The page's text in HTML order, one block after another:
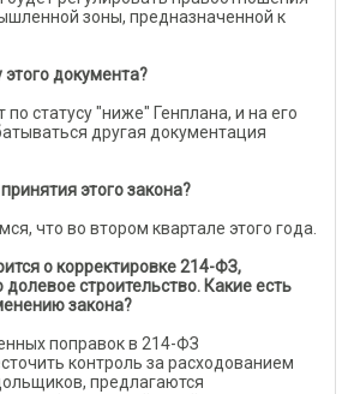
зоны, предназначенной к
этого документа?
статусу "ниже" Генплана, и на его
другая документация
этого закона?
что во втором квартале этого года.
о корректировке 214-ФЗ,
строительство. Какие есть
закона?
поправок в 214-ФЗ
контроль за расходованием
предлагаются